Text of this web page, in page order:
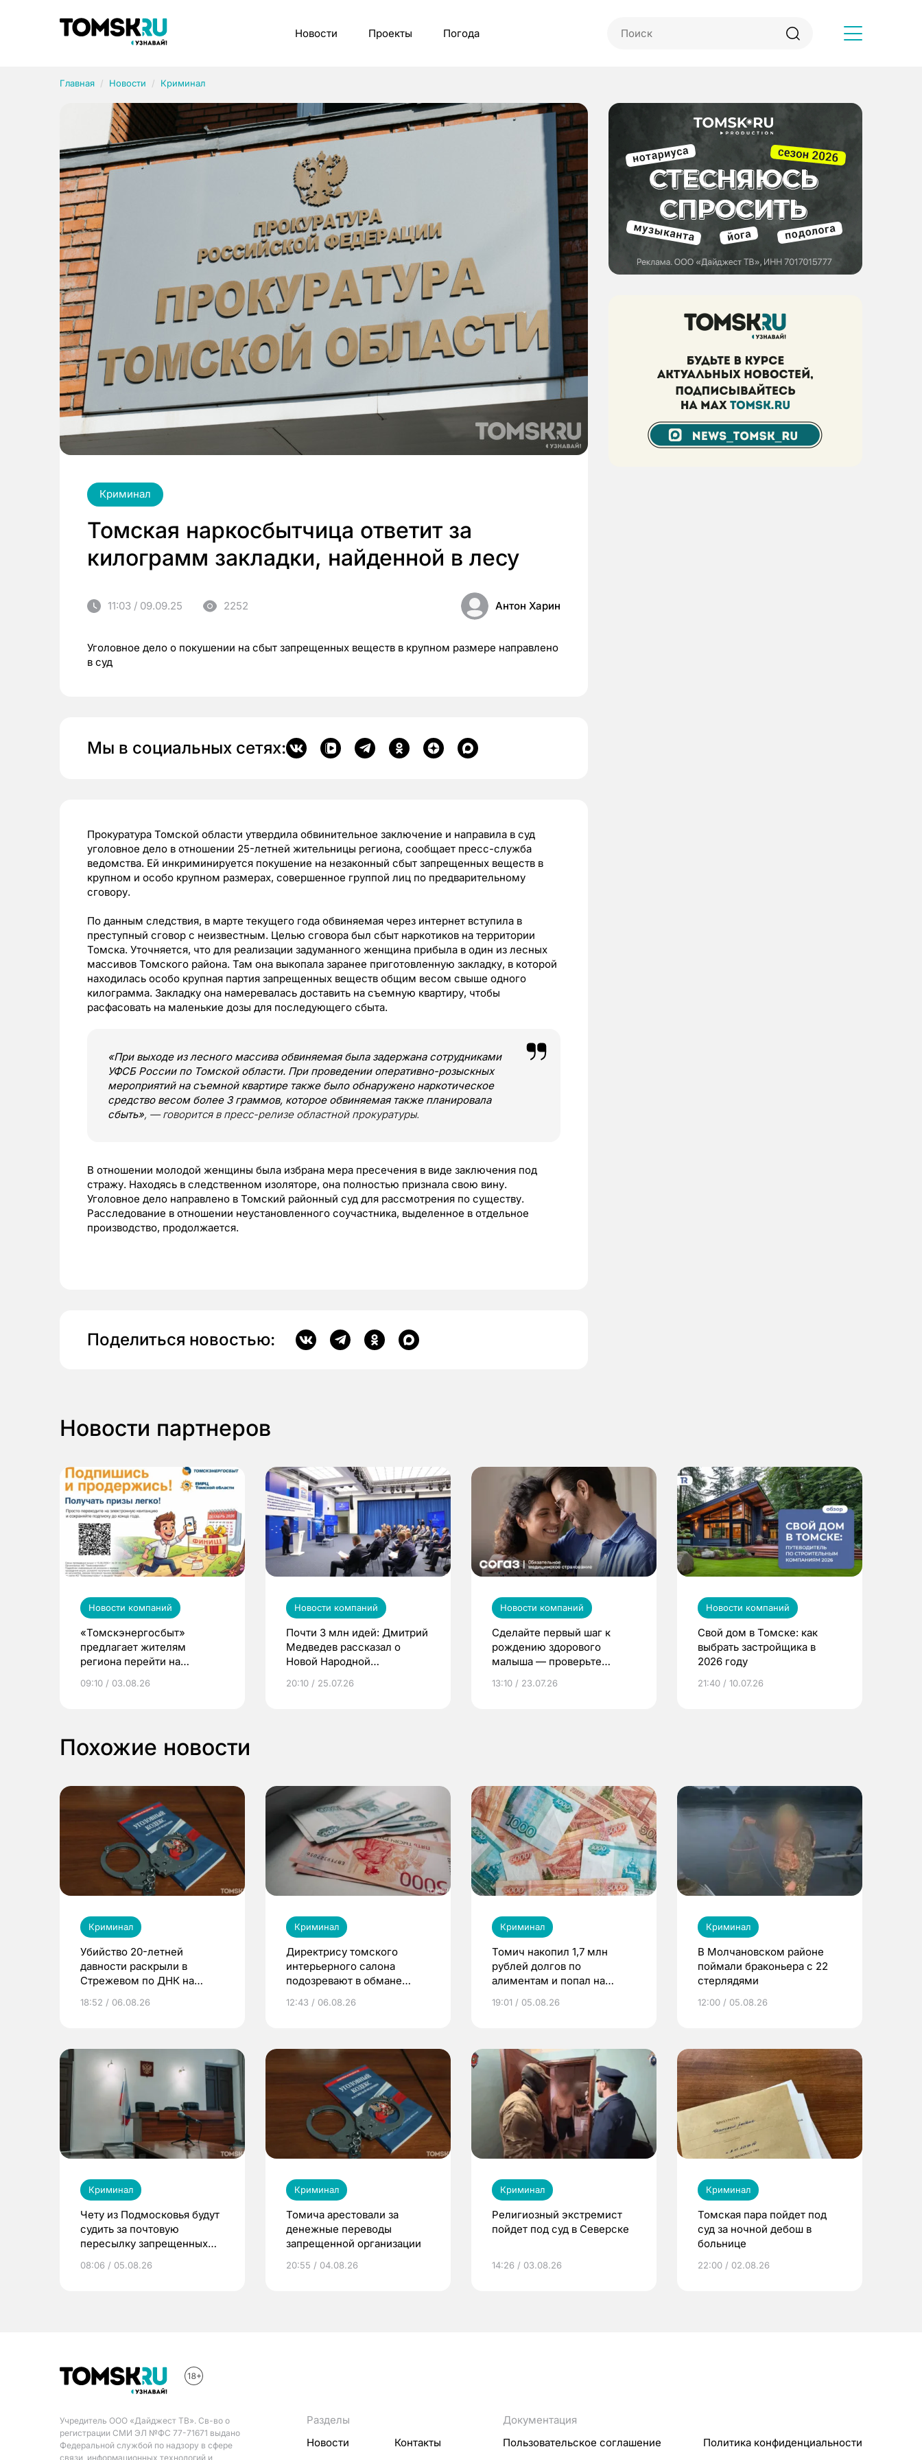
Новости Проекты Погода
Главная Новости Криминал
Криминал
Томская наркосбытчица ответит за
килограмм закладки, найденной в лесу
11:03 / 09.09.25 2252 Антон Харин
Уголовное дело о покушении на сбыт запрещенных веществ в крупном размере направлено
в суд
Мы в социальных сетях:
Прокуратура Томской области утвердила обвинительное заключение и направила в суд
уголовное дело в отношении 25-летней жительницы региона, сообщает пресс-служба
ведомства. Ей инкриминируется покушение на незаконный сбыт запрещенных веществ в
крупном и особо крупном размерах, совершенное группой лиц по предварительному
сговору.
По данным следствия, в марте текущего года обвиняемая через интернет вступила в
преступный сговор с неизвестным. Целью сговора был сбыт наркотиков на территории
Томска. Уточняется, что для реализации задуманного женщина прибыла в один из лесных
массивов Томского района. Там она выкопала заранее приготовленную закладку, в которой
находилась особо крупная партия запрещенных веществ общим весом свыше одного
килограмма. Закладку она намеревалась доставить на съемную квартиру, чтобы
расфасовать на маленькие дозы для последующего сбыта.
«При выходе из лесного массива обвиняемая была задержана сотрудниками
УФСБ России по Томской области. При проведении оперативно-розыскных
мероприятий на съемной квартире также было обнаружено наркотическое
средство весом более 3 граммов, которое обвиняемая также планировала
сбыть», — говорится в пресс-релизе областной прокуратуры.
В отношении молодой женщины была избрана мера пресечения в виде заключения под
стражу. Находясь в следственном изоляторе, она полностью признала свою вину.
Уголовное дело направлено в Томский районный суд для рассмотрения по существу.
Расследование в отношении неустановленного соучастника, выделенное в отдельное
производство, продолжается.
Поделиться новостью:
Новости партнеров
Новости компаний
«Томскэнергосбыт»
предлагает жителям
региона перейти на
выиграть призы
09:10 / 03.08.26
Новости компаний
Почти 3 млн идей: Дмитрий
Медведев рассказал о
Новой Народной
20:10 / 25.07.26
Новости компаний
Сделайте первый шаг к
рождению здорового
малыша — проверьте
по ОМС!
13:10 / 23.07.26
Новости компаний
Свой дом в Томске: как
выбрать застройщика в
2026 году
21:40 / 10.07.26
Похожие новости
Криминал
Убийство 20-летней
давности раскрыли в
Стрежевом по ДНК на
18:52 / 06.08.26
Криминал
Директрису томского
интерьерного салона
подозревают в обмане
12:43 / 06.08.26
Криминал
Томич накопил 1,7 млн
рублей долгов по
алиментам и попал на
19:01 / 05.08.26
Криминал
В Молчановском районе
поймали браконьера с 22
стерлядями
12:00 / 05.08.26
Криминал
Чету из Подмосковья будут
судить за почтовую
пересылку запрещенных
08:06 / 05.08.26
Криминал
Томича арестовали за
денежные переводы
запрещенной организации
20:55 / 04.08.26
Криминал
Религиозный экстремист
пойдет под суд в Северске
14:26 / 03.08.26
Криминал
Томская пара пойдет под
суд за ночной дебош в
больнице
22:00 / 02.08.26
Учредитель ООО «Дайджест ТВ». Св-во о
регистрации СМИ ЭЛ №ФС 77-71671 выдано
Федеральной службой по надзору в сфере
связи, информационных технологий и
Разделы
Новости
Контакты
Документация
Пользовательское соглашение
Политика конфиденциальности
Рубрики